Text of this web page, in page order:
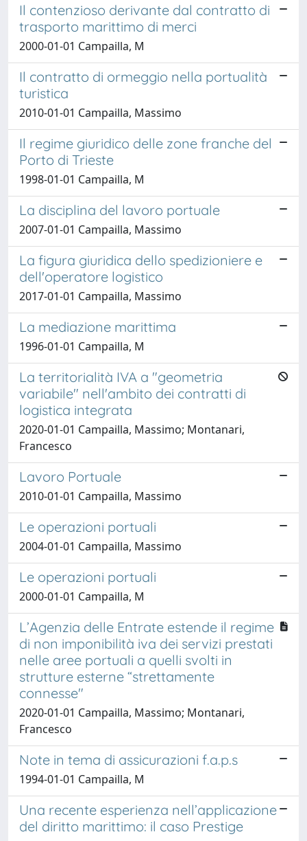
Il contenzioso derivante dal contratto di
trasporto marittimo di merci
2000-01-01 Campailla, M
Il contratto di ormeggio nella portualità
turistica
2010-01-01 Campailla, Massimo
Il regime giuridico delle zone franche del
Porto di Trieste
1998-01-01 Campailla, M
La disciplina del lavoro portuale
2007-01-01 Campailla, Massimo
La figura giuridica dello spedizioniere e
dell'operatore logistico
2017-01-01 Campailla, Massimo
La mediazione marittima
1996-01-01 Campailla, M
La territorialità IVA a "geometria
variabile" nell'ambito dei contratti di
logistica integrata
2020-01-01 Campailla, Massimo; Montanari,
Francesco
Lavoro Portuale
2010-01-01 Campailla, Massimo
Le operazioni portuali
2004-01-01 Campailla, Massimo
Le operazioni portuali
2000-01-01 Campailla, M
L’Agenzia delle Entrate estende il regime
di non imponibilità iva dei servizi prestati
nelle aree portuali a quelli svolti in
strutture esterne “strettamente
connesse"
2020-01-01 Campailla, Massimo; Montanari,
Francesco
Note in tema di assicurazioni f.a.p.s
1994-01-01 Campailla, M
Una recente esperienza nell’applicazione
del diritto marittimo: il caso Prestige